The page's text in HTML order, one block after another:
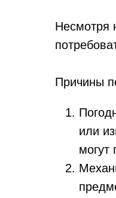
Несмотря
Причины
или
могут